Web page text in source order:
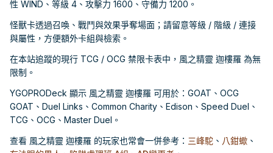
性 WIND、等級 4、攻擊力 1600、守備力 1200。
怪獸卡透過召喚、戰鬥與效果爭奪場面；請留意等級 / 階級 / 連接
與屬性，方便額外卡組與檢索。
在本站追蹤的現行 TCG / OCG 禁限卡表中，風之精靈 迦樓羅 為無
限制。
YGOPRODeck 顯示 風之精靈 迦樓羅 可用於：GOAT、OCG
GOAT、Duel Links、Common Charity、Edison、Speed Duel、
TCG、OCG、Master Duel。
查看 風之精靈 迦樓羅 的玩家也常會一併參考： 三峰駝 、 八鉗蠍 、